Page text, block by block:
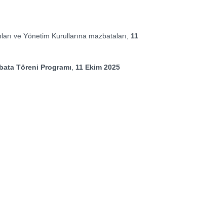
ve Yönetim Kurullarına mazbataları, 11
Töreni Programı
11 Ekim 2025